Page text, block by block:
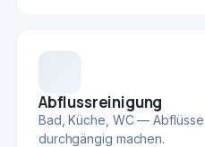
Abflussreinigung
Bad, Küche, WC —
durchgängig machen.